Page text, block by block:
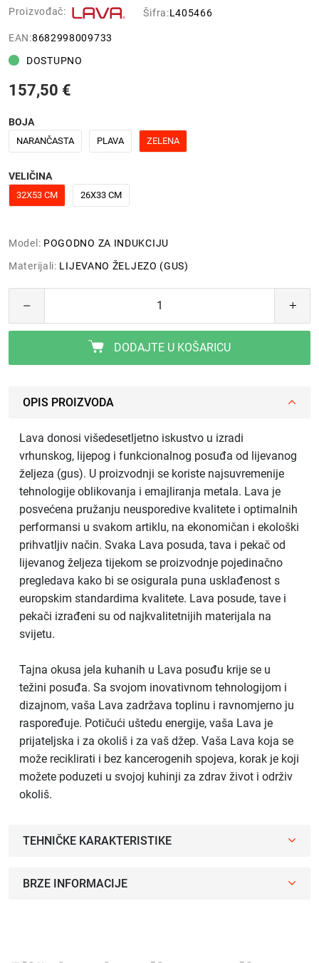
Proizvođač: Šifra:L405466
EAN:8682998009733
DOSTUPNO
157,50 €
BOJA
NARANČASTA PLAVA ZELENA
VELIČINA
32X53 CM 26X33 CM
Model: POGODNO ZA INDUKCIJU
Materijali: LIJEVANO ŽELJEZO (GUS)
DODAJTE U KOŠARICU
OPIS PROIZVODA
Lava donosi višedesetljetno iskustvo u izradi
vrhunskog, lijepog i funkcionalnog posuđa od lijevanog
željeza (gus). U proizvodnji se koriste najsuvremenije
tehnologije oblikovanja i emajliranja metala. Lava je
posvećena pružanju neusporedive kvalitete i optimalnih
performansi u svakom artiklu, na ekonomičan i ekološki
prihvatljiv način. Svaka Lava posuda, tava i pekač od
lijevanog željeza tijekom se proizvodnje pojedinačno
pregledava kako bi se osigurala puna usklađenost s
europskim standardima kvalitete. Lava posude, tave i
pekači izrađeni su od najkvalitetnijih materijala na
svijetu.
Tajna okusa jela kuhanih u Lava posuđu krije se u
težini posuđa. Sa svojom inovativnom tehnologijom i
dizajnom, vaša Lava zadržava toplinu i ravnomjerno ju
raspoređuje. Potičući uštedu energije, vaša Lava je
prijateljska i za okoliš i za vaš džep. Vaša Lava koja se
može reciklirati i bez kancerogenih spojeva, korak je koji
možete poduzeti u svojoj kuhinji za zdrav život i održiv
okoliš.
TEHNIČKE KARAKTERISTIKE
BRZE INFORMACIJE